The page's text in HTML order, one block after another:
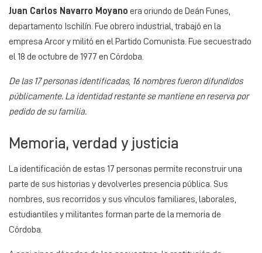
Juan Carlos Navarro Moyano era oriundo de Deán Funes,
departamento Ischilín. Fue obrero industrial, trabajó en la
empresa Arcor y militó en el Partido Comunista. Fue secuestrado
el 18 de octubre de 1977 en Córdoba.
De las 17 personas identificadas, 16 nombres fueron difundidos
públicamente. La identidad restante se mantiene en reserva por
pedido de su familia.
Memoria, verdad y justicia
La identificación de estas 17 personas permite reconstruir una
parte de sus historias y devolverles presencia pública. Sus
nombres, sus recorridos y sus vínculos familiares, laborales,
estudiantiles y militantes forman parte de la memoria de
Córdoba.